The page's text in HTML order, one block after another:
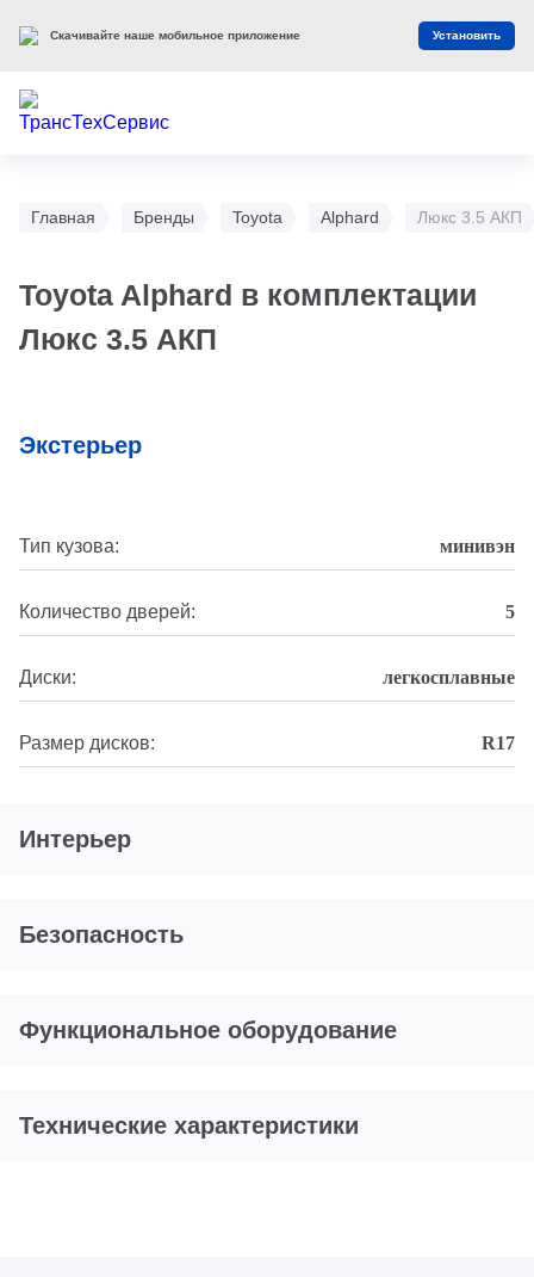
Главная Бренды Toyota Alphard Люкс 3.5 АКП
Toyota Alphard в комплектации
Люкс 3.5 АКП
Экстерьер
Тип кузова: минивэн
Количество дверей: 5
Диски: легкосплавные
Размер дисков: R17
Интерьер
Безопасность
Функциональное оборудование
Технические характеристики
Скачивайте наше мобильное приложение Установить